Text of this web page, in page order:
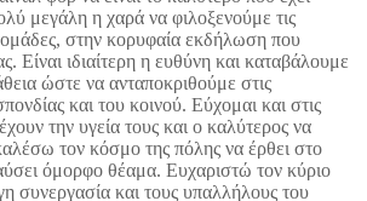
μεγάλη η χαρά να φιλοξενούμε τις
ομάδες, στην κορυφαία εκδήλωση που
Είναι ιδιαίτερη η ευθύνη και καταβάλουμε
ώστε να ανταποκριθούμε στις
και του κοινού. Εύχομαι και στις
την υγεία τους και ο καλύτερος να
τον κόσμο της πόλης να έρθει στο
όμορφο θέαμα. Ευχαριστώ τον κύριο
συνεργασία και τους υπαλλήλους του